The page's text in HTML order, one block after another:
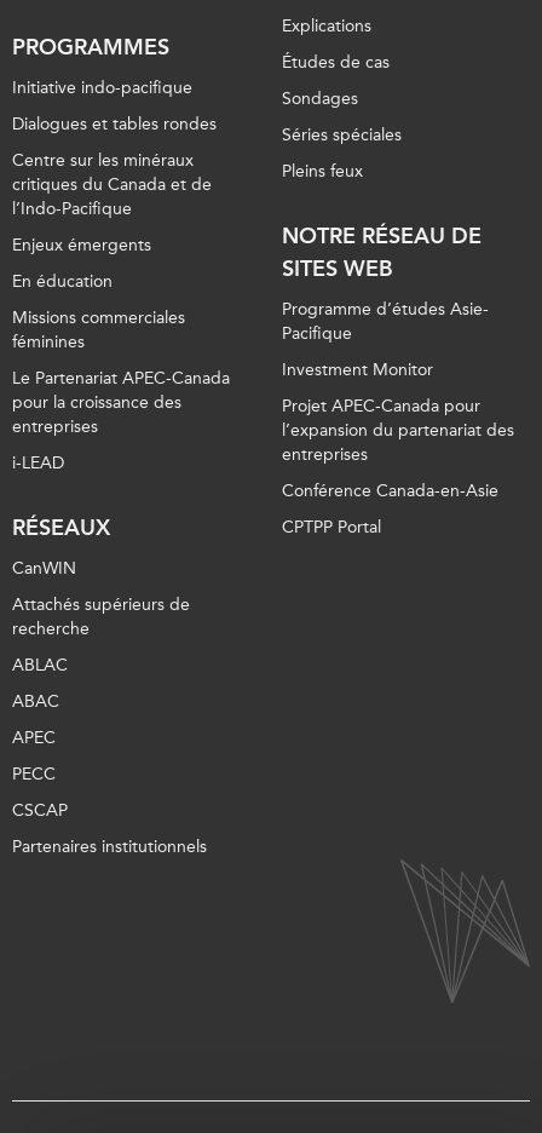
PROGRAMMES
Initiative indo-pacifique
Dialogues et tables rondes
Centre sur les minéraux
critiques du Canada et de
l’Indo-Pacifique
Enjeux émergents
En éducation
Missions commerciales
féminines
Le Partenariat APEC-Canada
pour la croissance des
entreprises
i-LEAD
RÉSEAUX
CanWIN
Attachés supérieurs de
recherche
ABLAC
ABAC
APEC
PECC
CSCAP
Partenaires institutionnels
Explications
Études de cas
Sondages
Séries spéciales
Pleins feux
NOTRE RÉSEAU DE
SITES WEB
Programme d’études Asie-
Pacifique
Investment Monitor
Projet APEC-Canada pour
l’expansion du partenariat des
entreprises
Conférence Canada-en-Asie
CPTPP Portal